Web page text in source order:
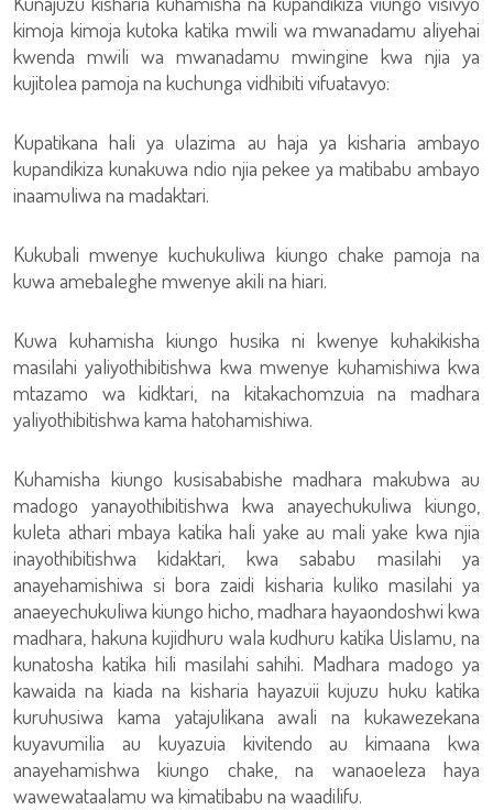
kimoja kimoja kutoka katika mwili wa mwanadamu aliyehai
kwenda mwili wa mwanadamu mwingine kwa njia ya
kujitolea pamoja na kuchunga vidhibiti vifuatavyo:
Kupatikana hali ya ulazima au haja ya kisharia ambayo
kupandikiza kunakuwa ndio njia pekee ya matibabu ambayo
inaamuliwa na madaktari.
Kukubali mwenye kuchukuliwa kiungo chake pamoja na
kuwa amebaleghe mwenye akili na hiari.
Kuwa kuhamisha kiungo husika ni kwenye kuhakikisha
masilahi yaliyothibitishwa kwa mwenye kuhamishiwa kwa
mtazamo wa kidktari, na kitakachomzuia na madhara
yaliyothibitishwa kama hatohamishiwa.
Kuhamisha kiungo kusisababishe madhara makubwa au
madogo yanayothibitishwa kwa anayechukuliwa kiungo,
kuleta athari mbaya katika hali yake au mali yake kwa njia
inayothibitishwa kidaktari, kwa sababu masilahi ya
anayehamishiwa si bora zaidi kisharia kuliko masilahi ya
anaeyechukuliwa kiungo hicho, madhara hayaondoshwi kwa
madhara, hakuna kujidhuru wala kudhuru katika Uislamu, na
kunatosha katika hili masilahi sahihi. Madhara madogo ya
kawaida na kiada na kisharia hayazuii kujuzu huku katika
kuruhusiwa kama yatajulikana awali na kukawezekana
kuyavumilia au kuyazuia kivitendo au kimaana kwa
anayehamishwa kiungo chake, na wanaoeleza haya
wawewataalamu wa kimatibabu na waadilifu.